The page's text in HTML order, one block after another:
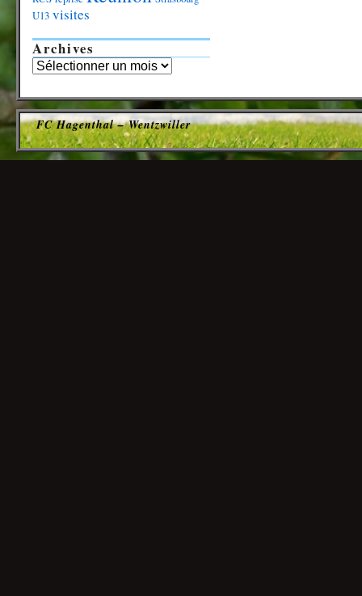
U13 visites
Archives
FC Hagenthal – Wentzwiller